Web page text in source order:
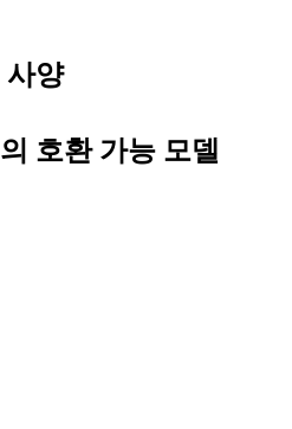
사양
의 호환 가능 모델